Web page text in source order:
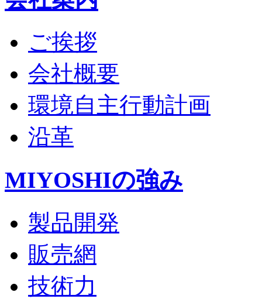
ご挨拶
会社概要
環境自主行動計画
沿革
MIYOSHIの強み
製品開発
販売網
技術力